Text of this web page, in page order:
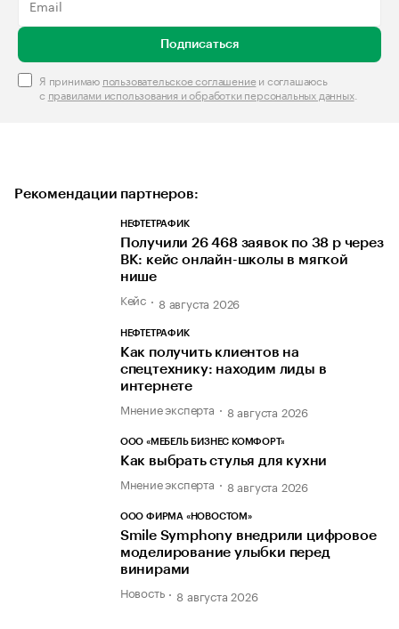
Подписаться
Я принимаю пользовательское соглашениеи соглашаюсь
с правилами использования и обработки персональных данных.
Рекомендации партнеров:
НЕФТЕТРАФИК
Получили 26 468 заявок по 38 р через
ВК: кейс онлайн-школы в мягкой
нише
Кейс 8 августа 2026
НЕФТЕТРАФИК
Как получить клиентов на
спецтехнику: находим лиды в
интернете
Мнение эксперта 8 августа 2026
ООО «МЕБЕЛЬ БИЗНЕС КОМФОРТ»
Как выбрать стулья для кухни
Мнение эксперта 8 августа 2026
ООО ФИРМА «НОВОСТОМ»
Smile Symphony внедрили цифровое
моделирование улыбки перед
винирами
Новость 8 августа 2026